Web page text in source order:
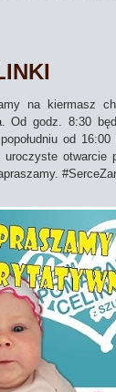
na kiermasz
Od godz. 8:30
od
uroczyste otwarcie